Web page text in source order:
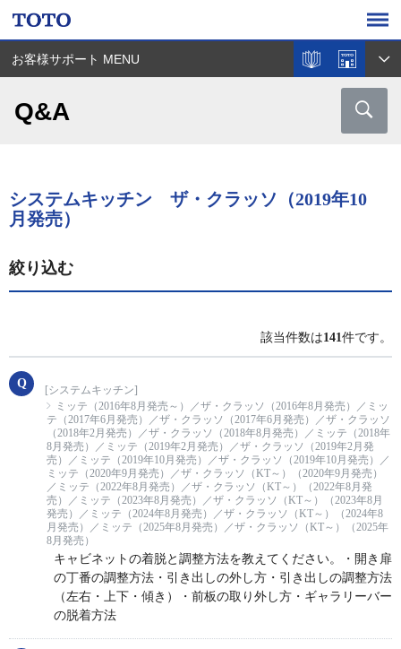
お客様サポート MENU
Q&A
システムキッチン ザ・クラッソ（2019年10
月発売）
絞り込む
該当件数は141件です。
[システムキッチン]
ミッテ（2016年8月発売～）／ザ・クラッソ（2016年8月発売）／ミッ
テ（2017年6月発売）／ザ・クラッソ（2017年6月発売）／ザ・クラッソ
（2018年2月発売）／ザ・クラッソ（2018年8月発売）／ミッテ（2018年
8月発売）／ミッテ（2019年2月発売）／ザ・クラッソ（2019年2月発
売）／ミッテ（2019年10月発売）／ザ・クラッソ（2019年10月発売）／
ミッテ（2020年9月発売）／ザ・クラッソ（KT～）（2020年9月発売）
／ミッテ（2022年8月発売）／ザ・クラッソ（KT～）（2022年8月発
売）／ミッテ（2023年8月発売）／ザ・クラッソ（KT～）（2023年8月
発売）／ミッテ（2024年8月発売）／ザ・クラッソ（KT～）（2024年8
月発売）／ミッテ（2025年8月発売）／ザ・クラッソ（KT～）（2025年
8月発売）
キャビネットの着脱と調整方法を教えてください。・開き扉
の丁番の調整方法・引き出しの外し方・引き出しの調整方法
（左右・上下・傾き）・前板の取り外し方・ギャラリーバー
の脱着方法